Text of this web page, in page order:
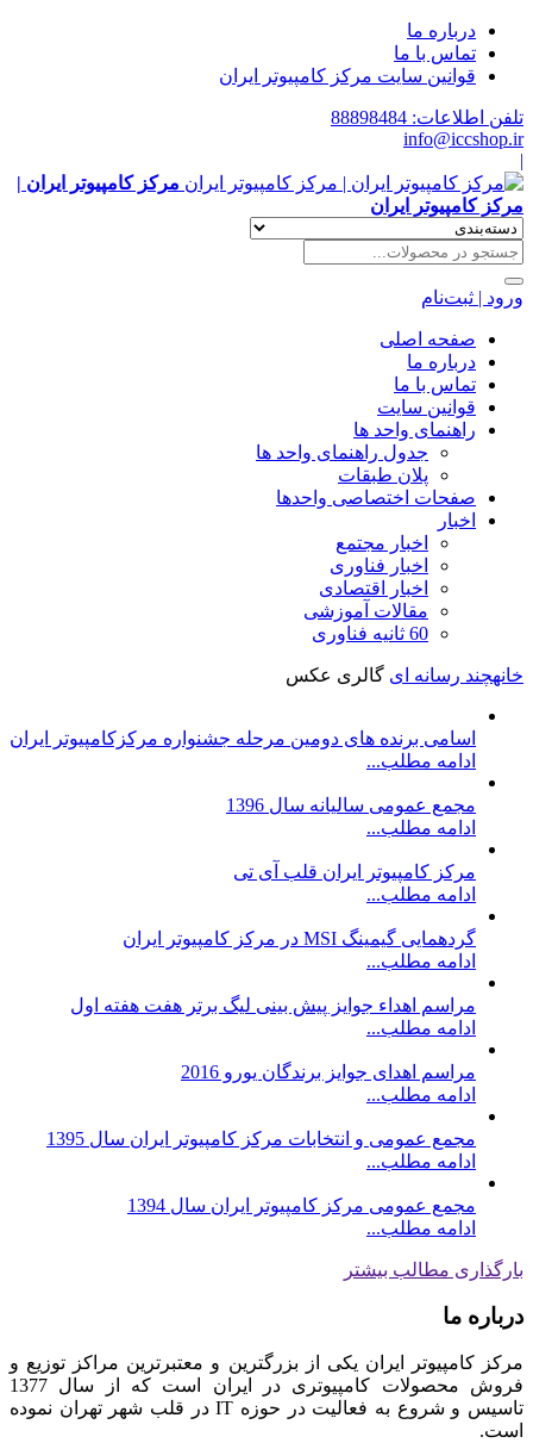
درباره ما
تماس با ما
قوانین سایت مرکز کامپیوتر ایران
تلفن اطلاعات: 88898484
info@iccshop.ir
|
مرکز کامپیوتر ایران |
مرکز کامپیوتر ایران
ورود | ثبت‌نام
صفحه اصلی
درباره ما
تماس با ما
قوانین سایت
راهنمای واحد ها
جدول راهنمای واحد ها
پلان طبقات
صفحات اختصاصی واحدها
اخبار
اخبار مجتمع
اخبار فناوری
اخبار اقتصادی
مقالات آموزشی
60 ثانیه فناوری
خانهچند رسانه ای گالری عکس
اسامی برنده های دومین مرحله جشنواره مرکزکامپیوتر ایران
ادامه مطلب...
مجمع عمومی سالیانه سال 1396
ادامه مطلب...
مرکز کامپیوتر ایران قلب آی تی
ادامه مطلب...
گردهمایی گیمینگ MSI در مرکز کامپیوتر ایران
ادامه مطلب...
مراسم اهداء جوایز پیش بینی لیگ برتر هفت هفته اول
ادامه مطلب...
مراسم اهدای جوایز برندگان یورو 2016
ادامه مطلب...
مجمع عمومی و انتخابات مرکز کامپیوتر ایران سال 1395
ادامه مطلب...
مجمع عمومی مرکز کامپیوتر ایران سال 1394
ادامه مطلب...
بارگذاری مطالب بیشتر
درباره ما
مرکز کامپیوتر ایران یکی از بزرگترین و معتبرترین مراکز توزیع و
فروش محصولات کامپیوتری در ایران است که از سال 1377
تاسیس و شروع به فعالیت در حوزه IT در قلب شهر تهران نموده
است.